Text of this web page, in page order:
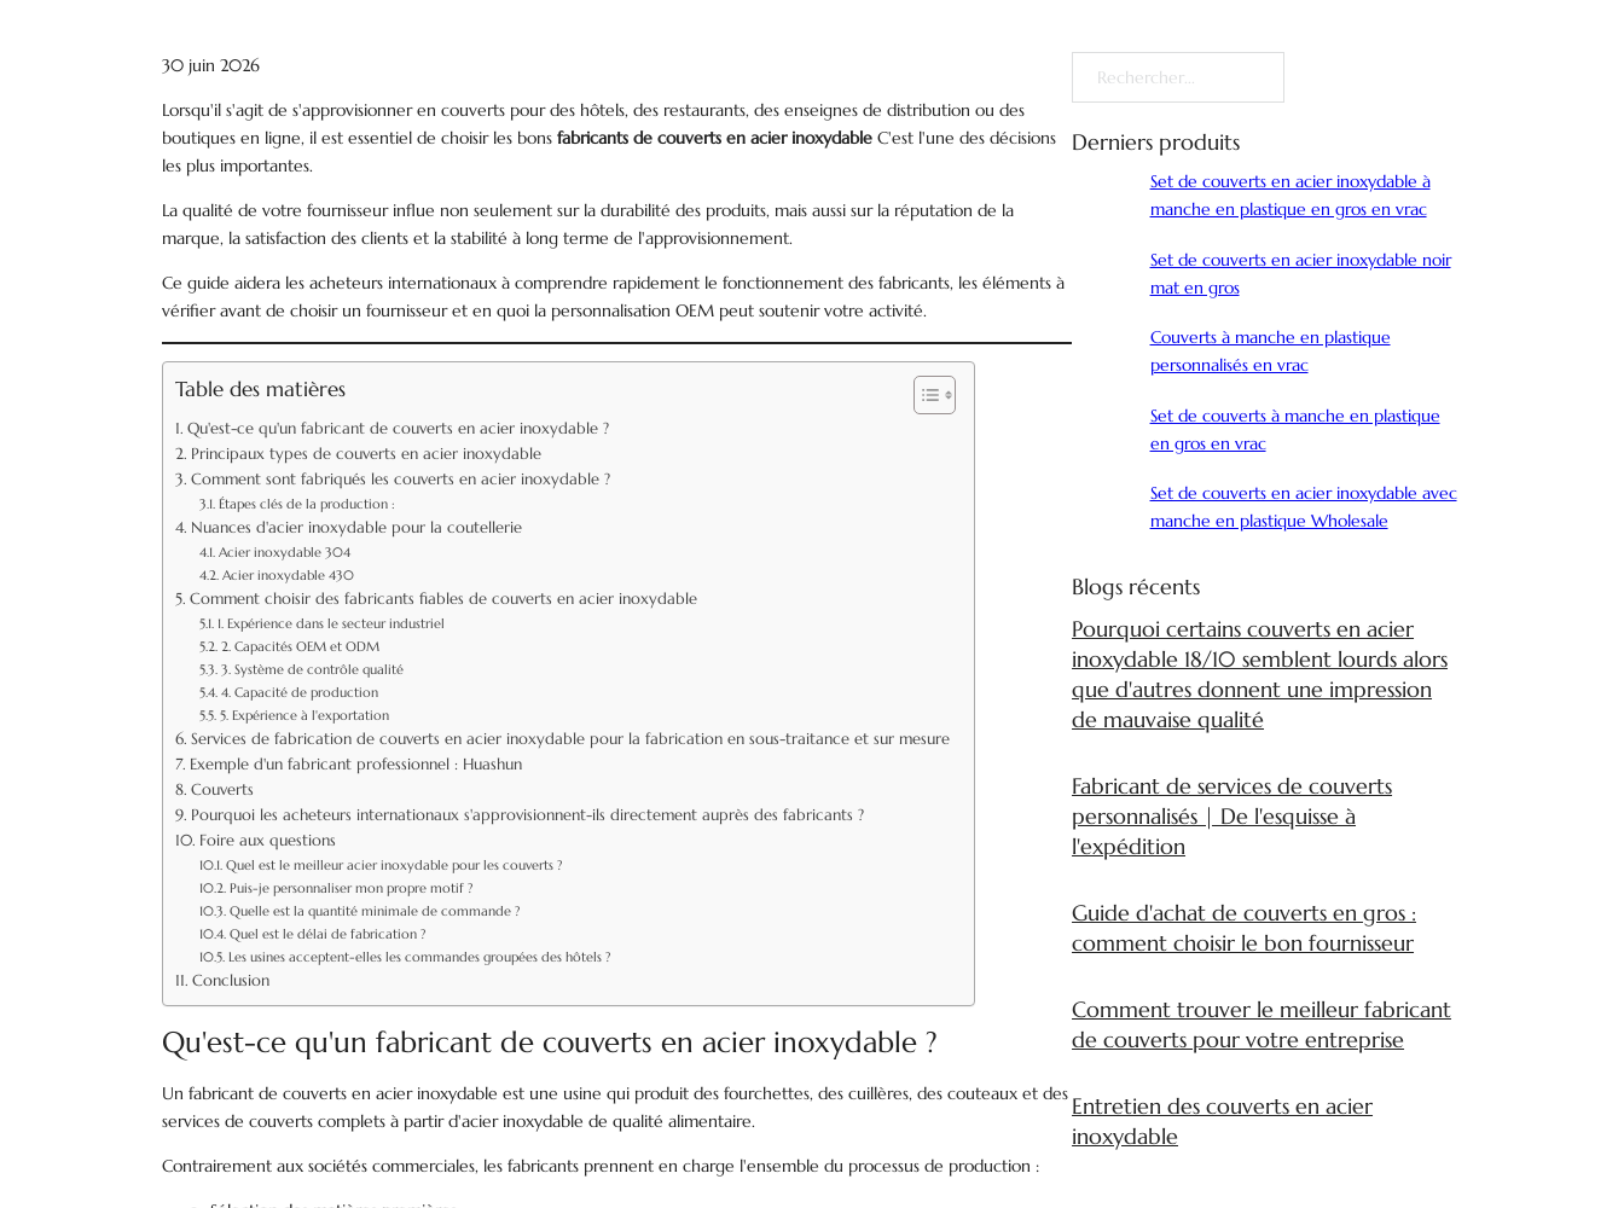
30 juin 2026
Lorsqu'il s'agit de s'approvisionner en couverts pour des hôtels, des restaurants, des enseignes de distribution ou des
boutiques en ligne, il est essentiel de choisir les bonsfabricants de couverts en acier inoxydable C'est l'une des décisions
les plus importantes.
La qualité de votre fournisseur influe non seulement sur la durabilité des produits, mais aussi sur la réputation de la
marque, la satisfaction des clients et la stabilité à long terme de l'approvisionnement.
Ce guide aidera les acheteurs internationaux à comprendre rapidement le fonctionnement des fabricants, les éléments à
vérifier avant de choisir un fournisseur et en quoi la personnalisation OEM peut soutenir votre activité.
Table des matières
Qu'est-ce qu'un fabricant de couverts en acier inoxydable ?
Principaux types de couverts en acier inoxydable
Comment sont fabriqués les couverts en acier inoxydable ?
Étapes clés de la production :
Nuances d'acier inoxydable pour la coutellerie
Acier inoxydable 304
Acier inoxydable 430
Comment choisir des fabricants fiables de couverts en acier inoxydable
1. Expérience dans le secteur industriel
2. Capacités OEM et ODM
3. Système de contrôle qualité
4. Capacité de production
5. Expérience à l'exportation
Services de fabrication de couverts en acier inoxydable pour la fabrication en sous-traitance et sur mesure
Exemple d'un fabricant professionnel : Huashun
Couverts
Pourquoi les acheteurs internationaux s'approvisionnent-ils directement auprès des fabricants ?
Foire aux questions
Quel est le meilleur acier inoxydable pour les couverts ?
Puis-je personnaliser mon propre motif ?
Quelle est la quantité minimale de commande ?
Quel est le délai de fabrication ?
Les usines acceptent-elles les commandes groupées des hôtels ?
Conclusion
Qu'est-ce qu'un fabricant de couverts en acier inoxydable ?
Un fabricant de couverts en acier inoxydable est une usine qui produit des fourchettes, des cuillères, des couteaux et des
services de couverts complets à partir d'acier inoxydable de qualité alimentaire.
Contrairement aux sociétés commerciales, les fabricants prennent en charge l'ensemble du processus de production :
Rechercher
Derniers produits
Set de couverts en acier inoxydable à
manche en plastique en gros en vrac
Set de couverts en acier inoxydable noir
mat en gros
Couverts à manche en plastique
personnalisés en vrac
Set de couverts à manche en plastique
en gros en vrac
Set de couverts en acier inoxydable avec
manche en plastique Wholesale
Blogs récents
Pourquoi certains couverts en acier
inoxydable 18/10 semblent lourds alors
que d'autres donnent une impression
de mauvaise qualité
Fabricant de services de couverts
personnalisés | De l'esquisse à
l'expédition
Guide d'achat de couverts en gros :
comment choisir le bon fournisseur
Comment trouver le meilleur fabricant
de couverts pour votre entreprise
Entretien des couverts en acier
inoxydable